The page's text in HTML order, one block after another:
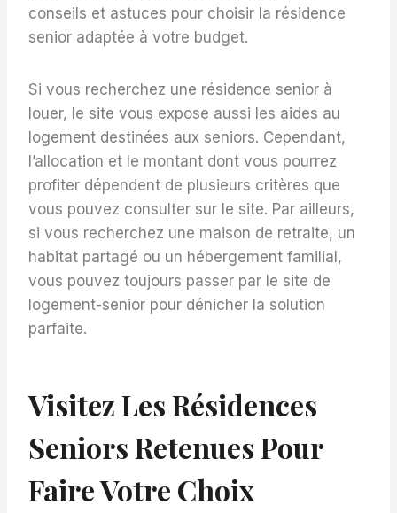
conseils et astuces pour choisir la résidence
senior adaptée à votre budget.
Si vous recherchez une résidence senior à
louer, le site vous expose aussi les aides au
logement destinées aux seniors. Cependant,
l’allocation et le montant dont vous pourrez
profiter dépendent de plusieurs critères que
vous pouvez consulter sur le site. Par ailleurs,
si vous recherchez une maison de retraite, un
habitat partagé ou un hébergement familial,
vous pouvez toujours passer par le site de
logement-senior pour dénicher la solution
parfaite.
Visitez Les Résidences
Seniors Retenues Pour
Faire Votre Choix